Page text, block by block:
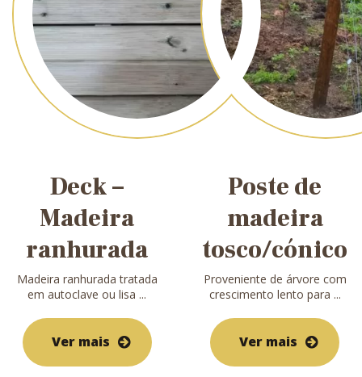
Deck –
Madeira
ranhurada
Madeira ranhurada tratada
em autoclave ou lisa ...
Ver mais
Poste de
madeira
tosco/cónico
Proveniente de árvore com
crescimento lento para ...
Ver mais